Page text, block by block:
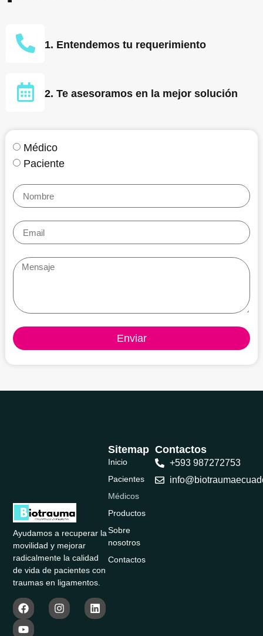
1. Entendemos tu requerimiento
2. Te asesoramos en la mejor solución​
Médico
Paciente
Enviar
Ayudamos a recuperar la
movilidad y mejorar
radicalmente la calidad
de vida de pacientes con
traumas en ligamentos.
Sitemap
Inicio
Pacientes
Médicos
Productos
Sobre
nosotros
Contactos
Contactos
+593 987272753